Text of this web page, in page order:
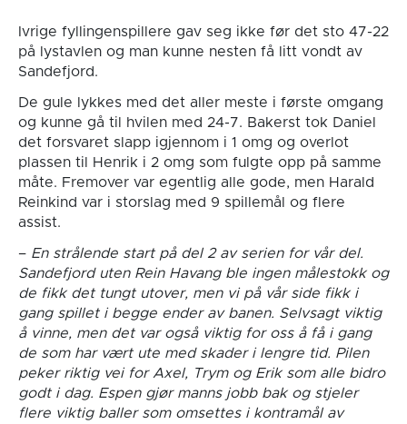
Ivrige fyllingenspillere gav seg ikke før det sto 47-22
på lystavlen og man kunne nesten få litt vondt av
Sandefjord.
De gule lykkes med det aller meste i første omgang
og kunne gå til hvilen med 24-7. Bakerst tok Daniel
det forsvaret slapp igjennom i 1 omg og overlot
plassen til Henrik i 2 omg som fulgte opp på samme
måte. Fremover var egentlig alle gode, men Harald
Reinkind var i storslag med 9 spillemål og flere
assist.
– En strålende start på del 2 av serien for vår del.
Sandefjord uten Rein Havang ble ingen målestokk og
de fikk det tungt utover, men vi på vår side fikk i
gang spillet i begge ender av banen. Selvsagt viktig
å vinne, men det var også viktig for oss å få i gang
de som har vært ute med skader i lengre tid. Pilen
peker riktig vei for Axel, Trym og Erik som alle bidro
godt i dag. Espen gjør manns jobb bak og stjeler
flere viktig baller som omsettes i kontramål av